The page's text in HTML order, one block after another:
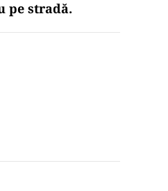
pe stradă.